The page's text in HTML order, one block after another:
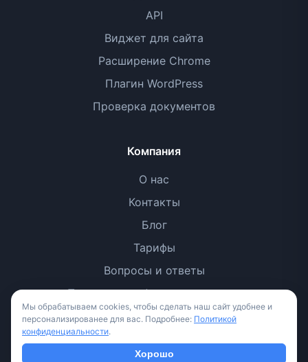
API
Виджет для сайта
Расширение Chrome
Плагин WordPress
Проверка документов
Компания
О нас
Контакты
Блог
Тарифы
Вопросы и ответы
Политика конфиденциальности
Условия использования
Мы обрабатываем cookies, чтобы сделать наш сайт удобнее и
персонализированее для вас. Подробнее: Политикой
конфиденциальности.
Хорошо